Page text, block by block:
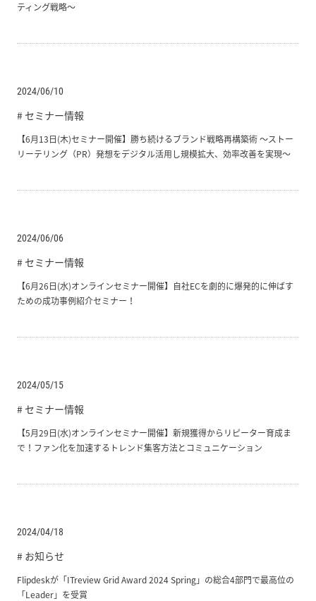
ティング戦略～
2024/06/10
# セミナー情報
【6月13日(木)セミナー開催】勝ち続けるブランド戦略再構築術 ～ストー
リーテリング（PR）発想をデジタル活用し規模拡大、効率改善を実現～
2024/06/06
# セミナー情報
【6月26日(水)オンラインセミナー開催】自社ECを劇的に爆発的に伸ばす
ための成功事例紹介セミナー！
2024/05/15
# セミナー情報
【5月29日(水)オンラインセミナー開催】新規獲得からリピーター育成ま
で！ファン化を加速するトレンド集客方法とコミュニケーション
2024/04/18
# お知らせ
Flipdeskが「ITreview Grid Award 2024 Spring」の総合4部門で最高位の
「Leader」を受賞